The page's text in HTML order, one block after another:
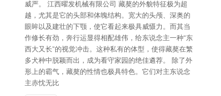
威严。 江西曜发机械有限公司 藏獒的外貌特征极为超
越，尤其是它的头部和体魄结构。宽大的头颅、深奥的
眼眸以及建壮的下颚，使它看起来极具威慑力。而其当
作修长有劲，奔行运显得相配雄伟，给东说念主一种“东
西大又长”的视觉冲击。这种私有的体型，使得藏獒在繁
多犬种中脱颖而出，成为看守家园的绝佳遴荐。 除了外
形上的霸气，藏獒的性情也极具特色。它们对主东说念
主赤忱无比